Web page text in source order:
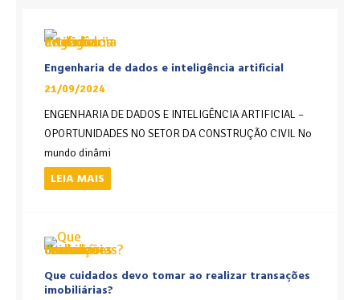
Engenharia de dados e inteligência artificial
21/09/2024
ENGENHARIA DE DADOS E INTELIGÊNCIA ARTIFICIAL –
OPORTUNIDADES NO SETOR DA CONSTRUÇÃO CIVIL No
mundo dinâmi
LEIA MAIS
Que cuidados devo tomar ao realizar transações
imobiliárias?